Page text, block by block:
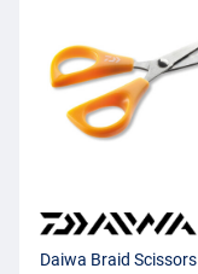
Daiwa Braid Scissors